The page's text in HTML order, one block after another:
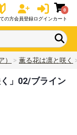
の方会員登録ログイン
0
カート
薫る花は凛と咲く
」02/ブライン